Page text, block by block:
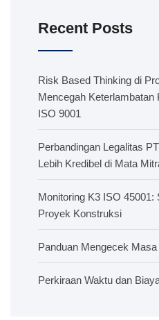
Recent Posts
Risk Based Thinking di
Mencegah Keterlambatan
ISO 9001
Perbandingan Legalitas
Lebih Kredibel di Mata
Monitoring K3 ISO 45001:
Proyek Konstruksi
Panduan Mengecek
Perkiraan Waktu dan